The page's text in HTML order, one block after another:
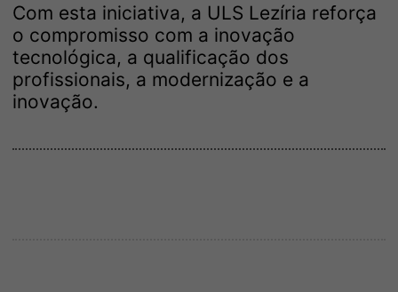
Com esta iniciativa, a ULS Lezíria reforça
o compromisso com a inovação
tecnológica, a qualificação dos
profissionais, a modernização e a
inovação.